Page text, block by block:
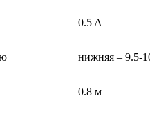
0.5 A
нижняя – 9.5-
0.8 м